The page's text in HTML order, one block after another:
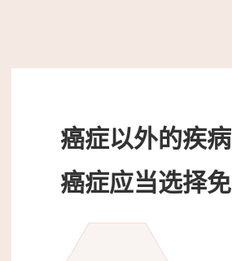
癌症以外的疾
癌症应当选择